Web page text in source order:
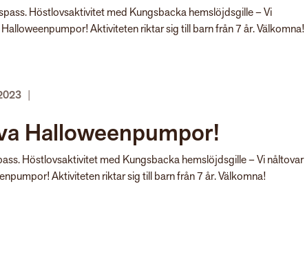
Höstlovsaktivitet med Kungsbacka hemslöjdsgille – Vi
Aktiviteten riktar sig till barn från 7 år. Välkomna!
|
Halloweenpumpor!
Höstlovsaktivitet med Kungsbacka hemslöjdsgille – Vi nåltovar
Aktiviteten riktar sig till barn från 7 år. Välkomna!